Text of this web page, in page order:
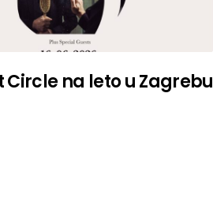
Circle na leto u Zagrebu